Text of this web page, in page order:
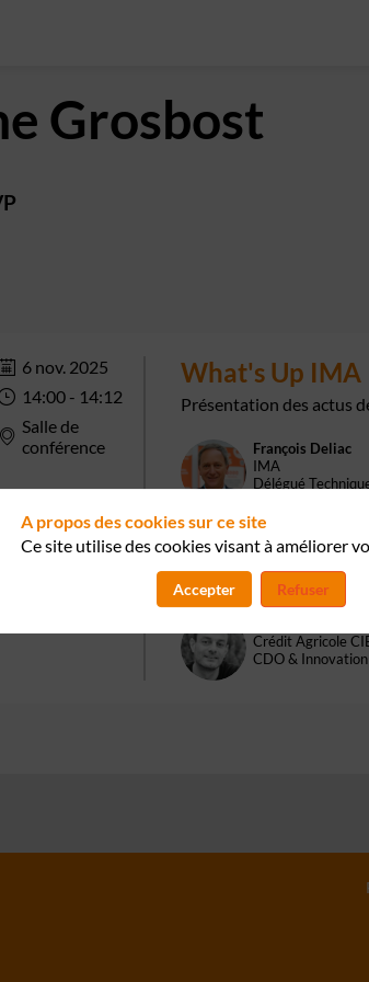
Grosbost
6 nov. 2025
14:00 - 14:12
Salle de
conférence
What's Up IMA
Présentation des actus
FD
François Deliac
IMA
Délégué
CG
IMA
Chief Strategy
LG
Crédit Agricole
CDO &
A propos des cookies sur ce site
Ce site utilise des cookies visant à améliorer
Accepter Refuser